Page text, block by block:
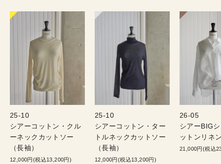
25-10
シアーコットン・クル
ーネックカットソー
（長袖）
12,000円(税込13,200円)
25-10
シアーコットン・ター
トルネックカットソー
（長袖）
12,000円(税込13,200円)
26-05
シアーBIG
ットンリネ
21,000円(税込